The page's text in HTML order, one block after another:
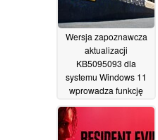
Wersja zapoznawcza
aktualizacji
KB5095093 dla
systemu Windows 11
wprowadza funkcję
określonego punktu w
czasie26/06/2026